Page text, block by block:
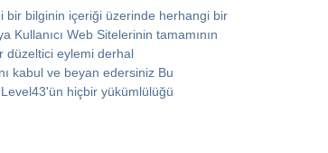
bir bilginin içeriği üzerinde herhangi bir
Web Sitelerinin tamamının
düzeltici eylemi derhal
kabul ve beyan edersiniz Bu
hiçbir yükümlülüğü